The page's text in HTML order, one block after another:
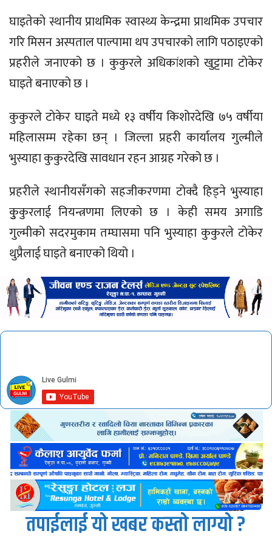
घाइतेकाे स्थानीय प्राथमिक स्वास्थ्य केन्द्रमा प्राथमिक उपचार
गरि मिसन अस्पताल पाल्पामा थप उपचारको लागि पठाइएको
प्रहरीले जनाएको छ । कुकुरले अधिकांशकाे खुट्टामा टाेकेर
घाइते बनाएको छ ।
कुकुरले टाेकेर घाइते मध्ये १३ वर्षीय किशोरदेखि ७५ वर्षीया
महिलासम्म रहेका छन् । जिल्ला प्रहरी कार्यालय गुल्मीले
भुस्याहा कुकुरदेखि सावधान रहन आग्रह गरेको छ ।
प्रहरीले स्थानीयसँगकाे सहजीकरणमा टाेक्दै हिड्ने भुस्याहा
कुुकुरलाई नियन्त्रणमा लिएको छ । केही समय अगाडि
गुल्मीको सदरमुकाम तम्घासमा पनि भुस्याहा कुकुरले टाेकेर
थुप्रैलाई घाइते बनाएको थियो ।
तपाईलाई यो खबर कस्तो लाग्यो ?